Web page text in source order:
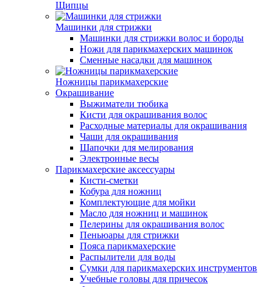
Щипцы
Машинки для стрижки
Машинки для стрижки волос и бороды
Ножи для парикмахерских машинок
Сменные насадки для машинок
Ножницы парикмахерские
Окрашивание
Выжиматели тюбика
Кисти для окрашивания волос
Расходные материалы для окрашивания
Чаши для окрашивания
Шапочки для мелирования
Электронные весы
Парикмахерские аксессуары
Кисти-сметки
Кобура для ножниц
Комплектующие для мойки
Масло для ножниц и машинок
Пелерины для окрашивания волос
Пеньюары для стрижки
Пояса парикмахерские
Распылители для воды
Сумки для парикмахерских инструментов
Учебные головы для причесок